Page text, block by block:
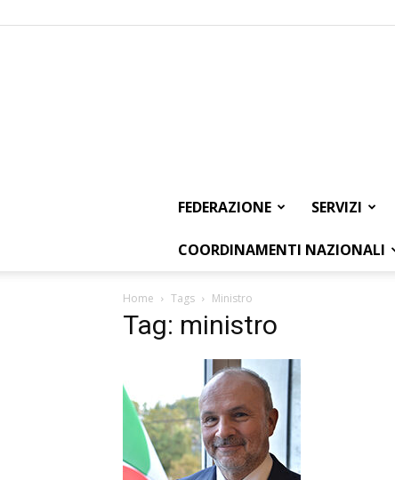
FEDERAZIONE SERVIZI
COORDINAMENTI NAZIONALI
Home Tags Ministro
Tag: ministro